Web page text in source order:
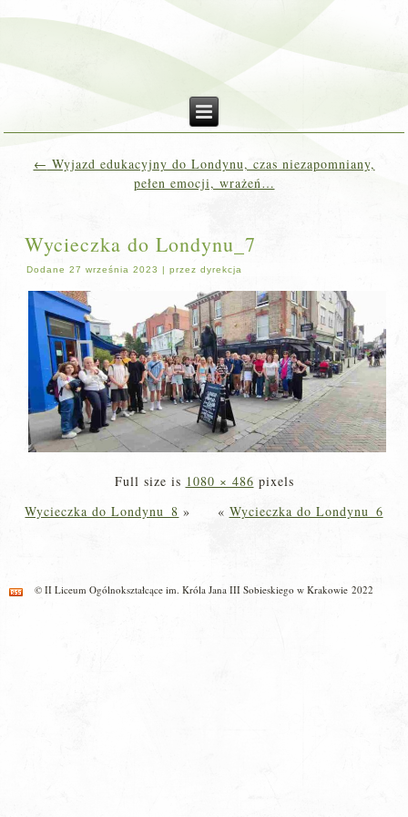
← Wyjazd edukacyjny do Londynu, czas niezapomniany,
pełen emocji, wrażeń…
Wycieczka do Londynu_7
Dodane 27 września 2023 |przez dyrekcja
Full size is 1080 × 486 pixels
Wycieczka do Londynu_8 » « Wycieczka do Londynu_6
© II Liceum Ogólnokształcące im. Króla Jana III Sobieskiego w Krakowie 2022